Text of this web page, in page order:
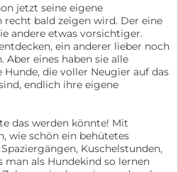
jetzt seine eigene
bald zeigen wird. Der eine
andere etwas vorsichtiger.
ein anderer lieber noch
eines haben sie alle
die voller Neugier auf das
endlich ihre eigene
das werden könnte! Mit
wie schön ein behütetes
Kuschelstunden,
man als Hundekind so lernen